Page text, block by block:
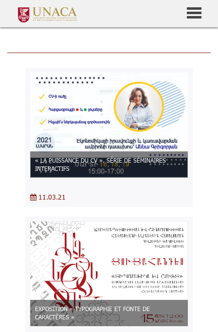
« LA PUISSANCE DU CV ». SÉRIE DE SÉMINAIRES
INTERACTIFS
11.03.21
EXPOSITION « TYPOGRAPHIE ET FONTE DE
CARACTÈRES »